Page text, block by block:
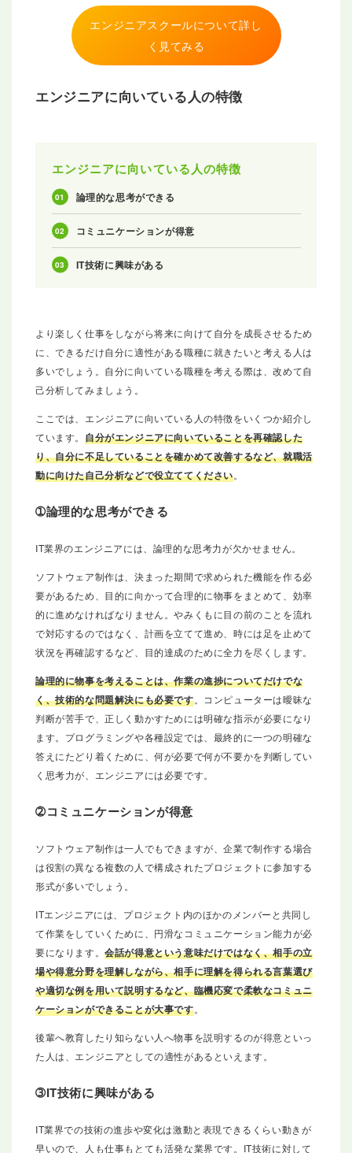
エンジニアスクールについて詳し
く見てみる
エンジニアに向いている人の特徴
エンジニアに向いている人の特徴
論理的な思考ができる
コミュニケーションが得意
IT技術に興味がある
より楽しく仕事をしながら将来に向けて自分を成長させるため
に、できるだけ自分に適性がある職種に就きたいと考える人は
多いでしょう。自分に向いている職種を考える際は、改めて自
己分析してみましょう。
ここでは、エンジニアに向いている人の特徴をいくつか紹介し
ています。 自分がエンジニアに向いていることを再確認した
り、自分に不足していることを確かめて改善するなど、就職活
動に向けた自己分析などで役立ててください。
➀論理的な思考ができる
IT業界のエンジニアには、論理的な思考力が欠かせません。
ソフトウェア制作は、決まった期間で求められた機能を作る必
要があるため、目的に向かって合理的に物事をまとめて、効率
的に進めなければなりません。やみくもに目の前のことを流れ
で対応するのではなく、計画を立てて進め、時には足を止めて
状況を再確認するなど、目的達成のために全力を尽くします。
論理的に物事を考えることは、作業の進捗についてだけでな
く、技術的な問題解決にも必要です。コンピューターは曖昧な
判断が苦手で、正しく動かすためには明確な指示が必要になり
ます。プログラミングや各種設定では、最終的に一つの明確な
答えにたどり着くために、何が必要で何が不要かを判断してい
く思考力が、エンジニアには必要です。
➁コミュニケーションが得意
ソフトウェア制作は一人でもできますが、企業で制作する場合
は役割の異なる複数の人で構成されたプロジェクトに参加する
形式が多いでしょう。
ITエンジニアには、プロジェクト内のほかのメンバーと共同し
て作業をしていくために、円滑なコミュニケーション能力が必
要になります。会話が得意という意味だけではなく、相手の立
場や得意分野を理解しながら、相手に理解を得られる言葉選び
や適切な例を用いて説明するなど、臨機応変で柔軟なコミュニ
ケーションができることが大事です。
後輩へ教育したり知らない人へ物事を説明するのが得意といっ
た人は、エンジニアとしての適性があるといえます。
➂IT技術に興味がある
IT業界での技術の進歩や変化は激動と表現できるくらい動きが
早いので、人も仕事もとても活発な業界です。IT技術に対して